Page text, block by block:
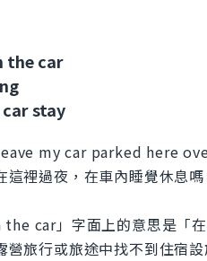
the car
stay
my car parked here
這裡過夜，在車內睡覺休息嗎
the car」字面上的意思是「
營旅行或旅途中找不到住宿